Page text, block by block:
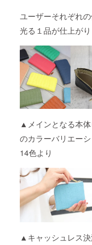
ユーザーそれぞれ
光る１品が仕上がり
▲メインとなる本
のカラーバリエー
14色より
▲キャッシュレス